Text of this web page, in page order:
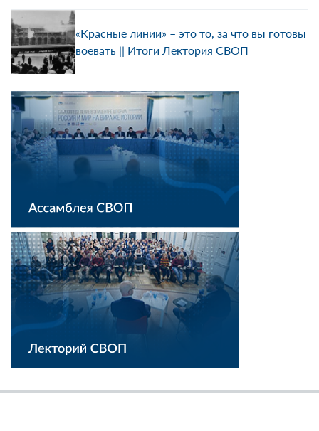
«Красные линии» – это то, за что вы готовы
воевать || Итоги Лектория СВОП